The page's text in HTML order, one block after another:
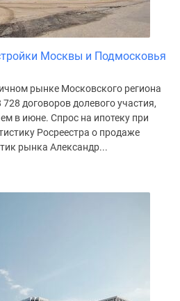
Москвы и Подмосковья
рынке Московского региона
договоров долевого участия,
в июне. Спрос на ипотеку при
Росреестра о продаже
рынка Александр...